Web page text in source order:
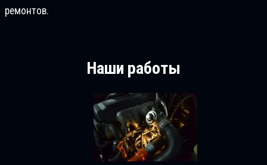
ремонтов.
Наши работы